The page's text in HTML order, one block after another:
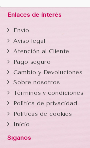
Enlaces de interés
Envío
Aviso legal
Atención al Cliente
Pago seguro
Cambio y Devoluciones
Sobre nosotros
Términos y condiciones
Política de privacidad
Politicas de cookies
Inicio
Síganos